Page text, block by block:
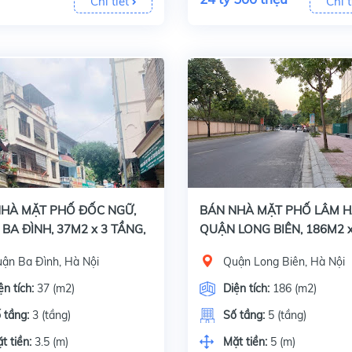
MẶT PHỐ ĐỐC NGỮ,
ĐÌNH, 37M2 x 3 TẦNG,
Ba Đình, Hà Nội
tích: 37 (m2)
tầng: 3 (tầng)
tiền: 3.5 (m)
BÁN NHÀ MẶT PHỐ LÂM
QUẬN LONG BIÊN, 186M2
Quận Long Biên, Hà Nội
Diện tích: 186 (m2)
Số tầng: 5 (tầng)
Mặt tiền: 5 (m)